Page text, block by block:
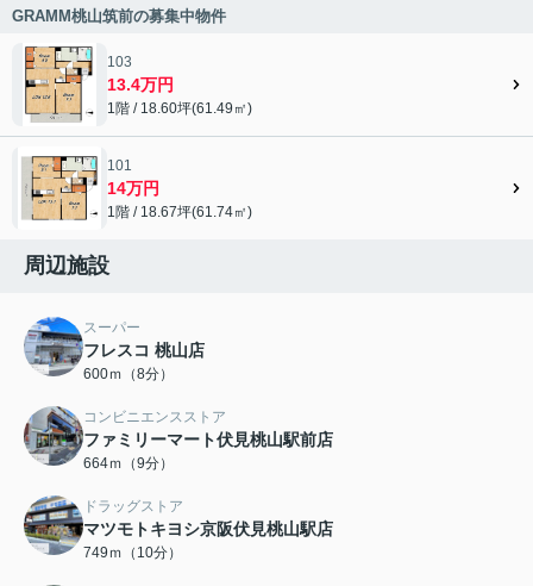
GRAMM桃山筑前の募集中物件
103
13.4万円
1階 / 18.60坪(61.49㎡)
101
14万円
1階 / 18.67坪(61.74㎡)
周辺施設
スーパー
フレスコ 桃山店
600ｍ（8分）
コンビニエンスストア
ファミリーマート伏見桃山駅前店
664ｍ（9分）
ドラッグストア
マツモトキヨシ京阪伏見桃山駅店
749ｍ（10分）